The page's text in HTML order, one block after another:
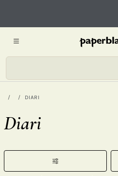
DIARI
Diari